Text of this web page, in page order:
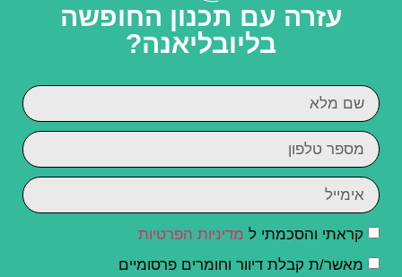
עזרה עם תכנון החופשה
בליובליאנה?
קראתי והסכמתי ל מדיניות הפרטיות
מאשר/ת קבלת דיוור וחומרים פרסומיים